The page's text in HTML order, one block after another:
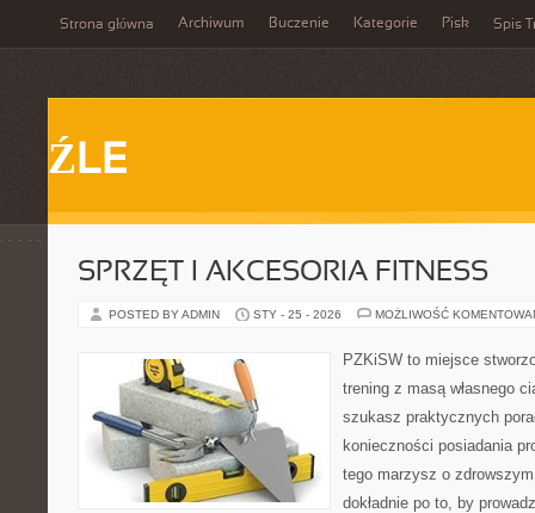
Strona główna Archiwum Buczenie Kategorie Pisk Spis
ŹLE
SPRZĘT I AKCESORIA FITNESS
POSTED BY ADMIN STY - 25 - 2026 MOŻLIWOŚĆ
PZKiSW to miejsce
trening z masą własnego
szukasz praktycznych
konieczności posiadania
tego marzysz o
dokładnie po to, by